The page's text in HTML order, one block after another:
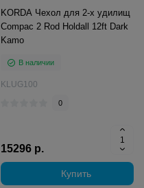
KORDA Чехол для 2-х удилищ
Compac 2 Rod Holdall 12ft Dark
Kamo
В наличии
KLUG100
0
15296 р.
Купить